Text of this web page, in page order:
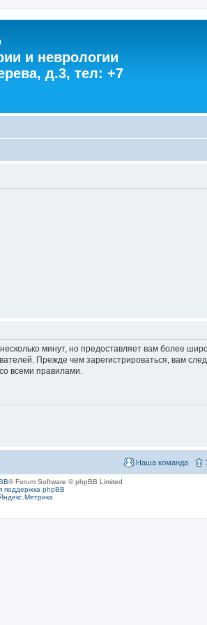
и неврологии
д.3, тел: +7
минут, но предоставляет вам более
Прежде чем зарегистрироваться, вам
всеми правилами.
Наша команда
® Forum Software © phpBB Limited
поддержка phpBB